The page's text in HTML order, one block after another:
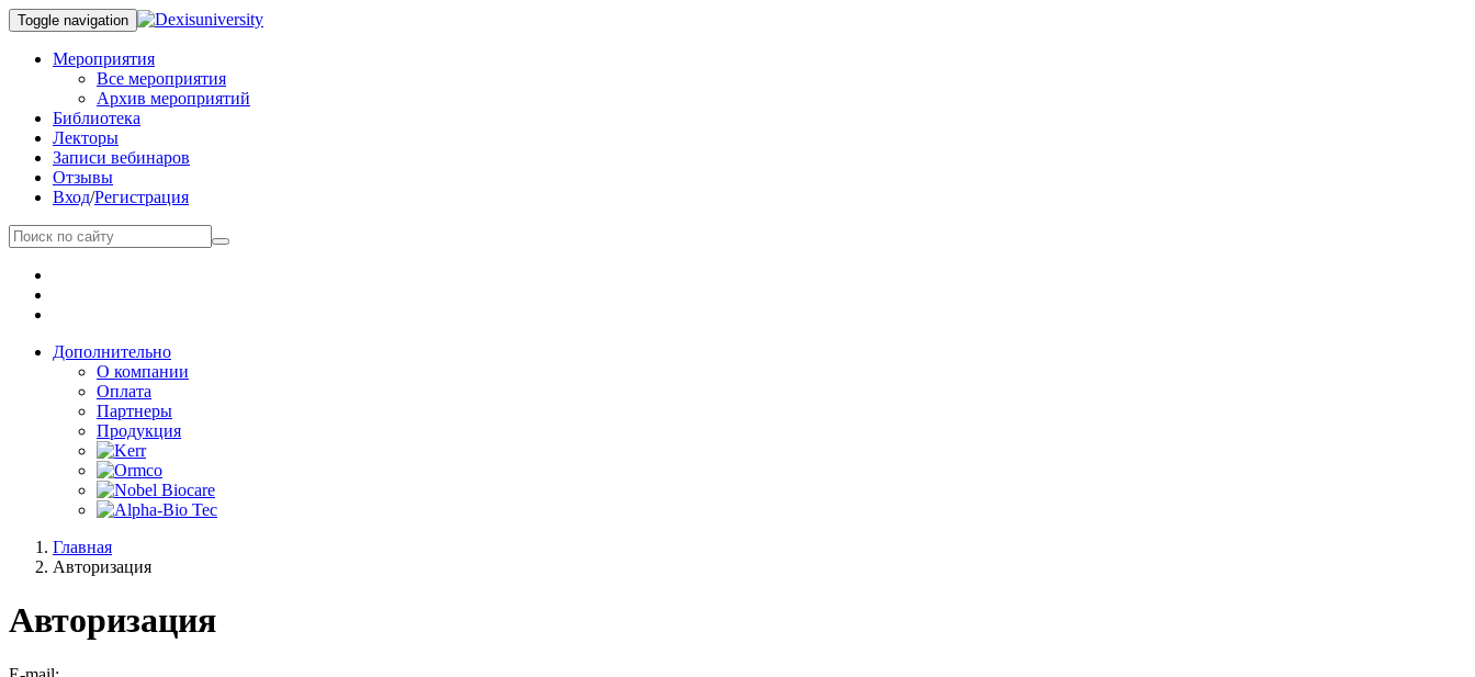
Toggle navigation
Мероприятия
Все мероприятия
Архив мероприятий
Библиотека
Лекторы
Записи вебинаров
Отзывы
Вход/Регистрация
Дополнительно
О компании
Оплата
Партнеры
Продукция
Главная
Авторизация
Авторизация